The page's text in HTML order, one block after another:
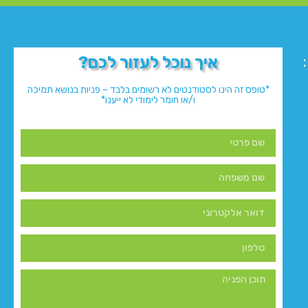
איך נוכל לעזור לכם?
*טופס זה הינו לסטודנטים לא רשומים בלבד – פניות בנושא תמיכה
ו/או חומר לימודי לא ייענו*